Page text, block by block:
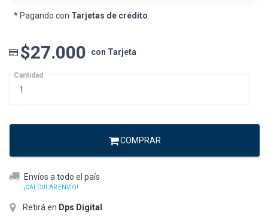
* Pagando con Tarjetas de crédito.
$27.000 con Tarjeta
Cantidad
COMPRAR
Envíos a todo el país
¡CALCULAR ENVÍO!
Retirá en Dps Digital